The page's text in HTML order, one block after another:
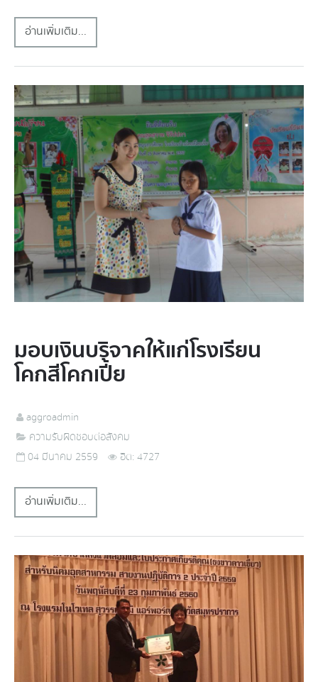
อ่านเพิ่มเติม...
มอบเงินบริจาคให้แก่โรงเรียน
โคกสีโคกเปี้ย
aggroadmin
ความรับผิดชอบต่อสังคม
04 มีนาคม 2559
ฮิต: 4727
อ่านเพิ่มเติม...